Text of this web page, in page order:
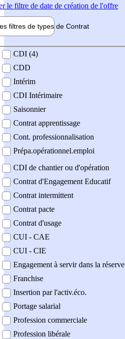
le filtre de date de création de l'offre
filtres de types de Contrat
contrat
CDI (4)
CDD
Intérim
CDI Intérimaire
Saisonnier
Contrat apprentissage
Cont. professionnalisation
Prépa.opérationnel.emploi
CDI de chantier ou d'opération
Contrat d'Engagement Educatif
Contrat intermittent
Contrat pacte
Contrat d'usage
CUI - CAE
CUI - CIE
Engagement à servir dans la réserve
Franchise
Insertion par l'activ.éco.
Portage salarial
Profession commerciale
Profession libérale